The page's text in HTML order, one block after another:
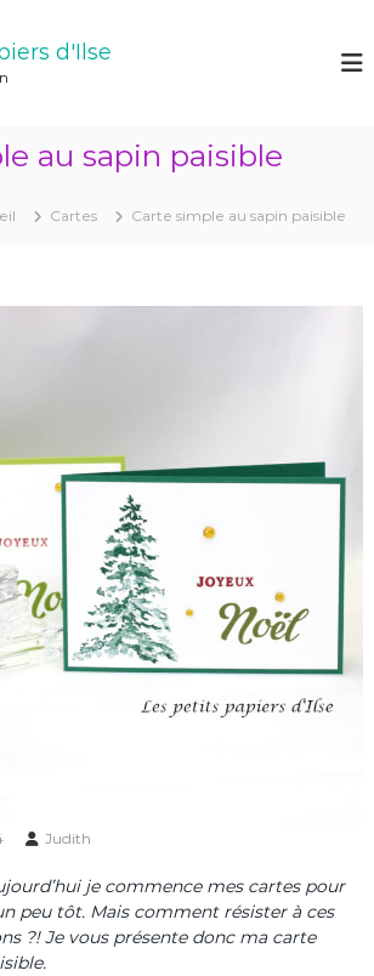
d'Ilse
au sapin paisible
Cartes Carte simple au sapin paisible
Judith
je commence mes cartes pour
peu tôt. Mais comment résister à ces
?! Je vous présente donc ma carte